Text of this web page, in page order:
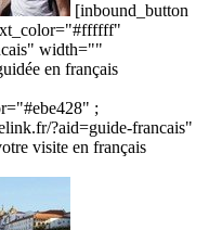
[inbound_button
width=""
en français
;
?aid=guide-francais"
visite en français